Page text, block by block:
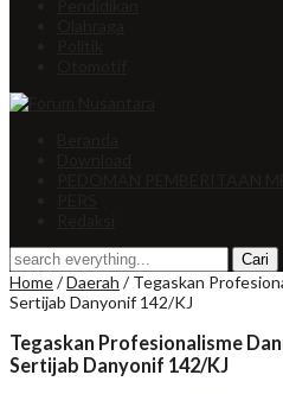
Home/Daerah /Tegaskan
Sertijab Danyonif 142/KJ
Tegaskan Profesionalisme
Sertijab Danyonif 142/KJ